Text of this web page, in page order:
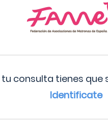
consulta tienes que
Identificate